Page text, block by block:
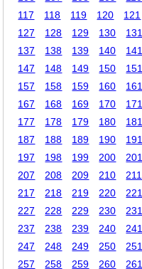
117
118 119 120 121
127
128 129 130 131
137
138 139 140 141
147
148 149 150 151
157
158 159 160 161
167
168 169 170 171
177
178 179 180 181
187
188 189 190 191
197
198 199 200 201
207
208 209 210 211
217
218 219 220 221
227
228 229 230 231
237
238 239 240 241
247
248 249 250 251
257
258 259 260 261